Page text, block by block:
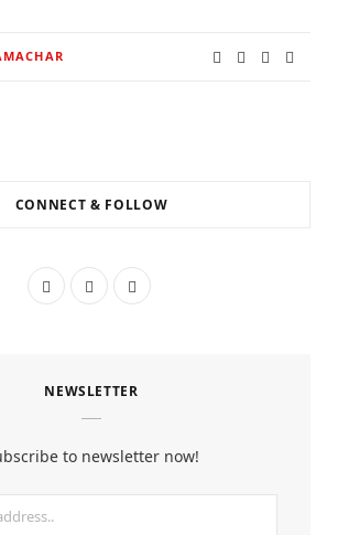
CONNECT & FOLLOW
F
e
T
t
I
t
NEWSLETTER
to newsletter now!